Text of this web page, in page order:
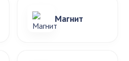
Магнит